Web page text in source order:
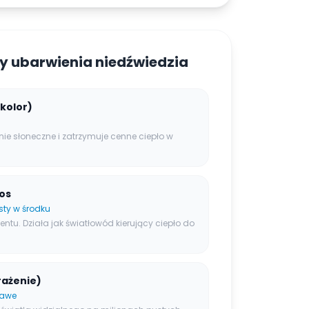
ubarwienia niedźwiedzia
słoneczne i zatrzymuje cenne ciepło w
w środku
Działa jak światłowód kierujący ciepło do